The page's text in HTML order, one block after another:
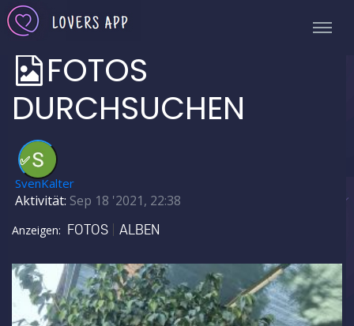
FOTOS
DURCHSUCHEN
✅
SvenKalter
Aktivität: Sep 18 '2021, 22:38
Anzeigen: FOTOS ALBEN